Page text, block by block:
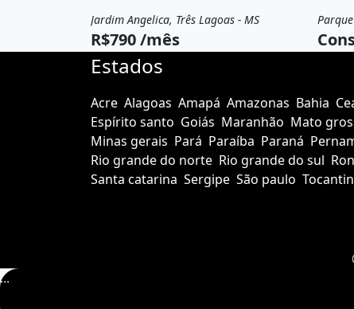
localizado em Rua Bruno Garcia, Três
Lagoas, Ms para alugar por R$790
/Mês.
Aluguel Kitnet
Jardim Angelica, Três Lagoas - MS
R$790 /mês
Mauá,
Estados
Acre Alagoas Amapá Amazonas Bahia
Espírito santo Goiás Maranhão Mato
Minas gerais Pará Paraíba Paraná
Rio grande do norte Rio grande do sul
Santa catarina Sergipe São paulo
...